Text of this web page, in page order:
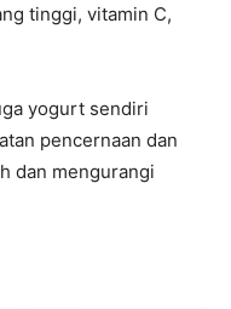
tinggi, vitamin C,
yogurt sendiri
pencernaan dan
dan mengurangi